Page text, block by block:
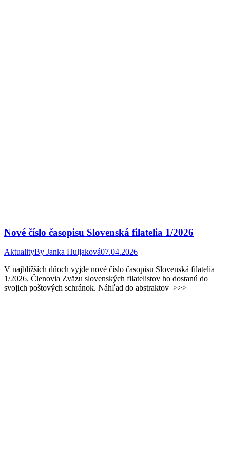
Nové číslo časopisu Slovenská filatelia 1/2026
AktualityBy Janka Huljaková07.04.2026
V najbližších dňoch vyjde nové číslo časopisu Slovenská filatelia
1/2026. Členovia Zväzu slovenských filatelistov ho dostanú do
svojich poštových schránok. Náhľad do abstraktov >>>